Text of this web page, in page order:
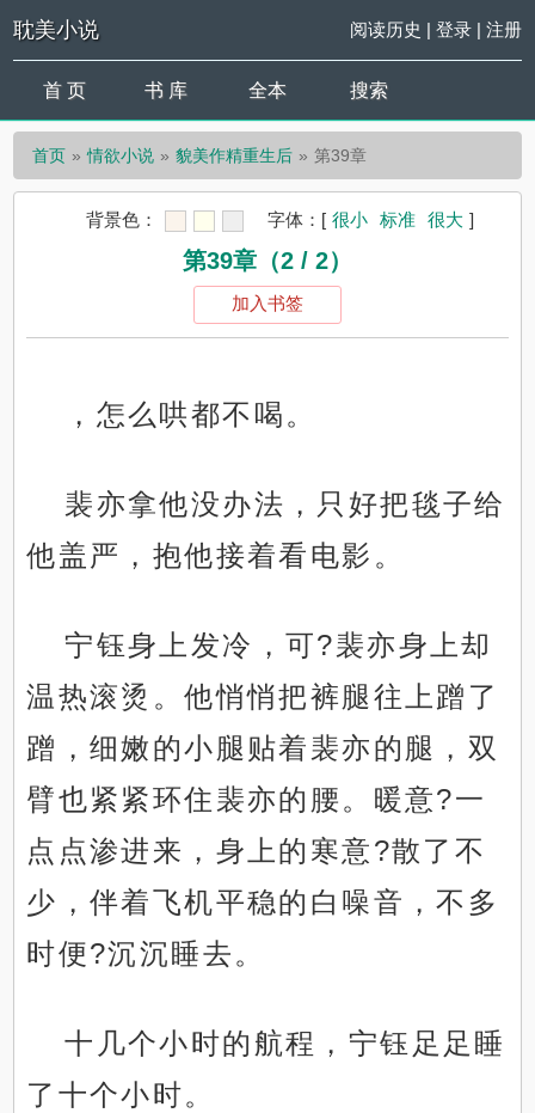
耽美小说 阅读历史 | 登录| 注册
首 页 书 库 全本 搜索
首页 情欲小说 貌美作精重生后 第39章
背景色： 字体： [ 很小 标准 很大 ]
第39章（2 / 2）
加入书签
，怎么哄都不喝。
裴亦拿他没办法，只好把毯子给
他盖严，抱他接着看电影。
宁钰身上发冷，可?裴亦身上却
温热滚烫。他悄悄把裤腿往上蹭了
蹭，细嫩的小腿贴着裴亦的腿，双
臂也紧紧环住裴亦的腰。暖意?一
点点渗进来，身上的寒意?散了不
少，伴着飞机平稳的白噪音，不多
时便?沉沉睡去。
十几个小时的航程，宁钰足足睡
了十个小时。